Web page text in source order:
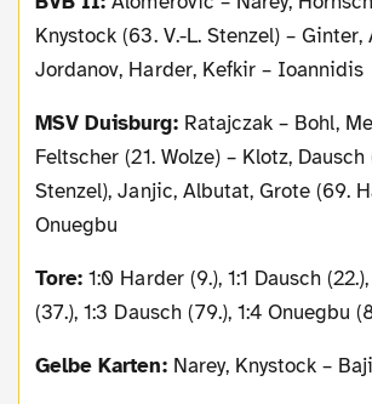
Knystock (63. V.-L. Stenzel) – Ginter,
Jordanov, Harder, Kefkir – Ioannidis
MSV Duisburg:Ratajczak – Bohl,
Feltscher (21. Wolze) – Klotz, Dausch
Stenzel), Janjic, Albutat, Grote (69.
Onuegbu
Tore: 1:0 Harder (9.), 1:1 Dausch
(37.), 1:3 Dausch (79.), 1:4 Onuegbu
Gelbe Karten:Narey, Knystock –